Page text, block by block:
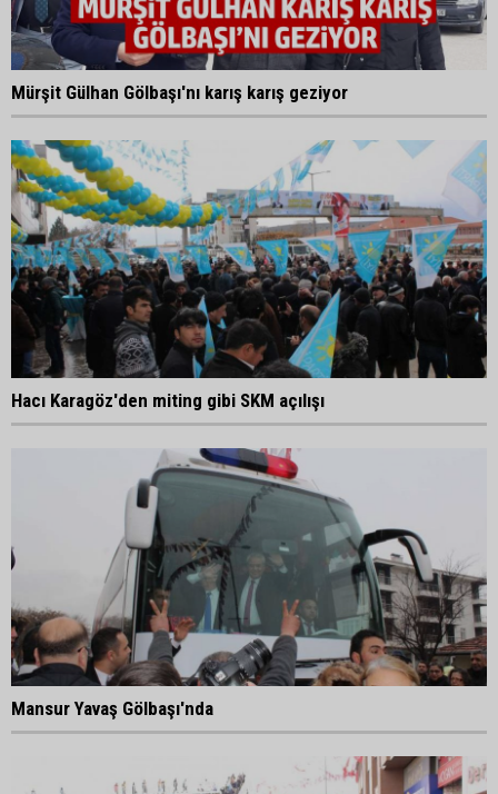
Mürşit Gülhan Gölbaşı'nı karış karış geziyor
Hacı Karagöz'den miting gibi SKM açılışı
Mansur Yavaş Gölbaşı'nda